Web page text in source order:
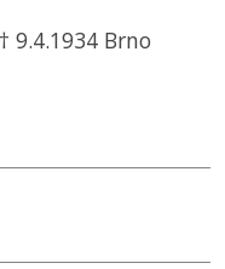
9.4.1934 Brno